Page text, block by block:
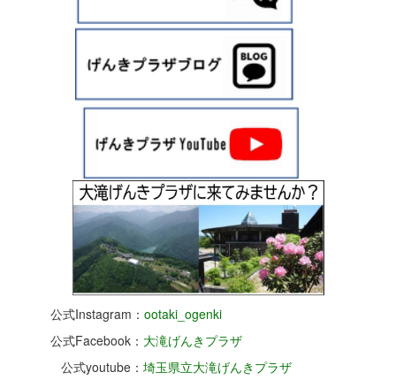
公式Instagram： ootaki_ogenki
公式Facebook： 大滝げんきプラザ
公式youtube： 埼玉県立大滝げんきプラザ